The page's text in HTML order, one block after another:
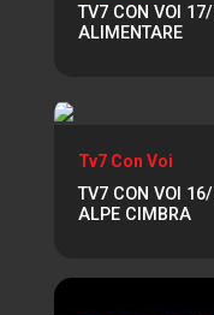
TV7 CON VOI
ALIMENTARE
Tv7 Con Voi
TV7 CON VOI
ALPE CIMBRA